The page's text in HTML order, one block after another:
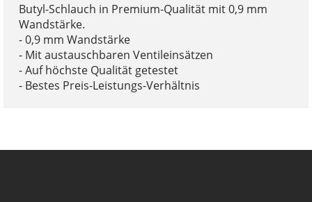
Butyl-Schlauch in Premium-Qualität mit 0,9 mm
Wandstärke.
- 0,9 mm Wandstärke
- Mit austauschbaren Ventileinsätzen
- Auf höchste Qualität getestet
- Bestes Preis-Leistungs-Verhältnis